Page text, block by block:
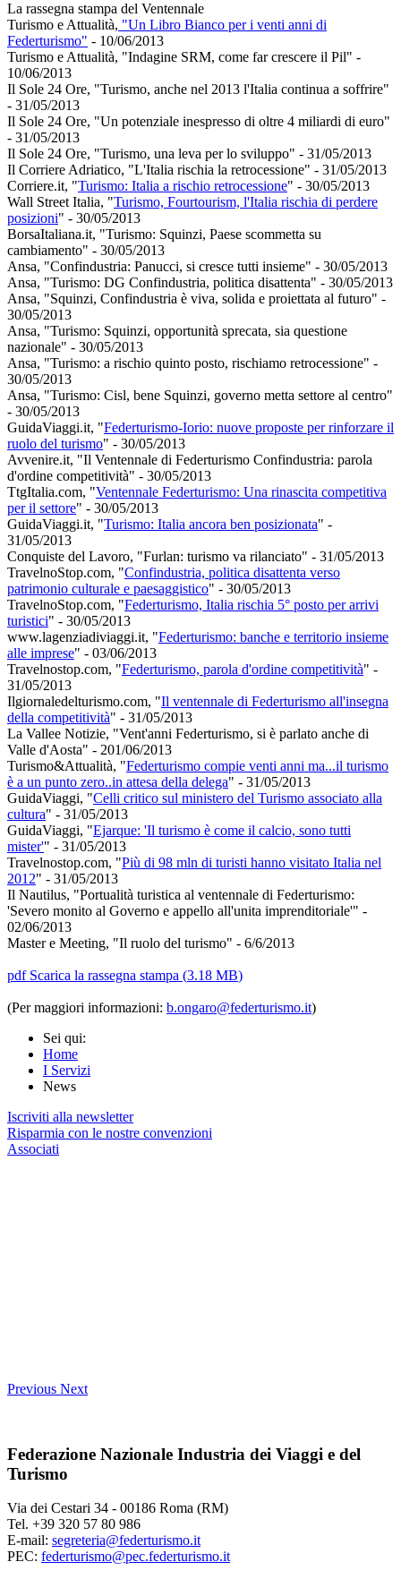
La rassegna stampa del Ventennale
Turismo e Attualità, "Un Libro Bianco per i venti anni di
Federturismo" - 10/06/2013
Turismo e Attualità, "Indagine SRM, come far crescere il Pil" -
10/06/2013
Il Sole 24 Ore, "Turismo, anche nel 2013 l'Italia continua a soffrire"
- 31/05/2013
Il Sole 24 Ore, "Un potenziale inespresso di oltre 4 miliardi di euro"
- 31/05/2013
Il Sole 24 Ore, "Turismo, una leva per lo sviluppo" - 31/05/2013
Il Corriere Adriatico, "L'Italia rischia la retrocessione" - 31/05/2013
Corriere.it, "Turismo: Italia a rischio retrocessione" - 30/05/2013
Wall Street Italia, "Turismo, Fourtourism, l'Italia rischia di perdere
posizioni" - 30/05/2013
BorsaItaliana.it, "Turismo: Squinzi, Paese scommetta su
cambiamento" - 30/05/2013
Ansa, "Confindustria: Panucci, si cresce tutti insieme" - 30/05/2013
Ansa, "Turismo: DG Confindustria, politica disattenta" - 30/05/2013
Ansa, "Squinzi, Confindustria è viva, solida e proiettata al futuro" -
30/05/2013
Ansa, "Turismo: Squinzi, opportunità sprecata, sia questione
nazionale" - 30/05/2013
Ansa, "Turismo: a rischio quinto posto, rischiamo retrocessione" -
30/05/2013
Ansa, "Turismo: Cisl, bene Squinzi, governo metta settore al centro"
- 30/05/2013
GuidaViaggi.it, "Federturismo-Iorio: nuove proposte per rinforzare il
ruolo del turismo" - 30/05/2013
Avvenire.it, "Il Ventennale di Federturismo Confindustria: parola
d'ordine competitività" - 30/05/2013
TtgItalia.com, "Ventennale Federturismo: Una rinascita competitiva
per il settore" - 30/05/2013
GuidaViaggi.it, "Turismo: Italia ancora ben posizionata" -
31/05/2013
Conquiste del Lavoro, "Furlan: turismo va rilanciato" - 31/05/2013
TravelnoStop.com, "Confindustria, politica disattenta verso
patrimonio culturale e paesaggistico" - 30/05/2013
TravelnoStop.com, "Federturismo, Italia rischia 5° posto per arrivi
turistici" - 30/05/2013
www.lagenziadiviaggi.it, "Federturismo: banche e territorio insieme
alle imprese" - 03/06/2013
Travelnostop.com, "Federturismo, parola d'ordine competitività" -
31/05/2013
Ilgiornaledelturismo.com, "Il ventennale di Federturismo all'insegna
della competitività" - 31/05/2013
La Vallee Notizie, "Vent'anni Federturismo, si è parlato anche di
Valle d'Aosta" - 201/06/2013
Turismo&Attualità, "Federturismo compie venti anni ma...il turismo
è a un punto zero..in attesa della delega" - 31/05/2013
GuidaViaggi, "Celli critico sul ministero del Turismo associato alla
cultura" - 31/05/2013
GuidaViaggi, "Ejarque: 'Il turismo è come il calcio, sono tutti
mister'" - 31/05/2013
Travelnostop.com, "Più di 98 mln di turisti hanno visitato Italia nel
2012" - 31/05/2013
Il Nautilus, "Portualità turistica al ventennale di Federturismo:
'Severo monito al Governo e appello all'unita imprenditoriale'" -
02/06/2013
Master e Meeting, "Il ruolo del turismo" - 6/6/2013
pdfScarica la rassegna stampa (3.18 MB)
(Per maggiori informazioni: b.ongaro@federturismo.it)
Sei qui:
Home
I Servizi
News
Iscriviti alla newsletter
Risparmia con le nostre convenzioni
Associati
Previous Next
Federazione Nazionale Industria dei Viaggi e del
Turismo
Via dei Cestari 34 - 00186 Roma (RM)
Tel. +39 320 57 80 986
E-mail: segreteria@federturismo.it
PEC: federturismo@pec.federturismo.it